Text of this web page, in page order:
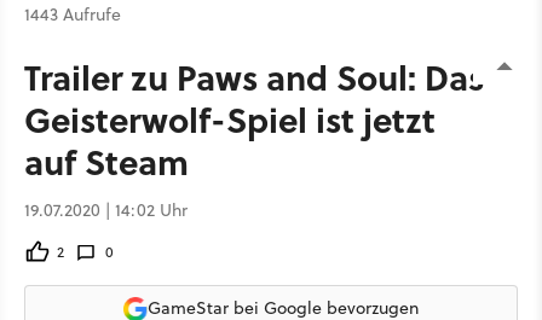
1443 Aufrufe
Trailer zu Paws and Soul: Das
Geisterwolf-Spiel ist jetzt
auf Steam
19.07.2020 | 14:02 Uhr
2 0
GameStar bei Google bevorzugen